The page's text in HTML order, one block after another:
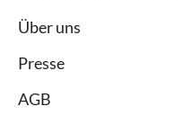
Über uns
Presse
AGB